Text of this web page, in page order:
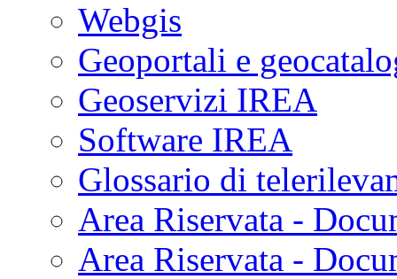
Webgis
Geoportali e
Geoservizi IREA
Software IREA
Glossario di
Area Riservata -
Area Riservata -